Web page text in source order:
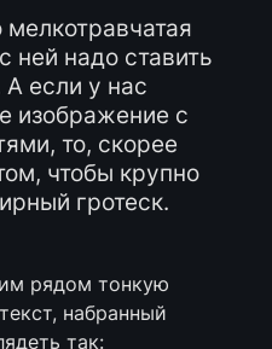
мелкотравчатая
ней надо ставить
А если у нас
изображение с
то, скорее
чтобы крупно
гротеск.
рядом тонкую
набранный
так: